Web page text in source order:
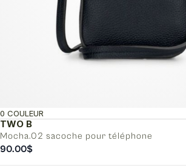
TWO B
Mocha.02 sacoche pour téléphone
0 COULEUR
90.00$